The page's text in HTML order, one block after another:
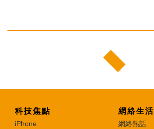
科技焦點
iPhone
網絡生活
網絡熱話